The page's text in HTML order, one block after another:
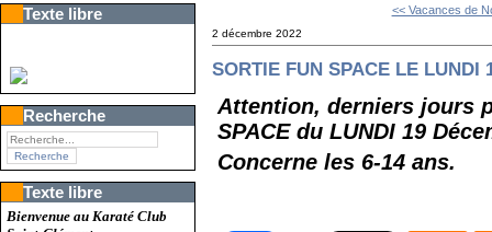
Texte libre
Recherche
Texte libre
Bienvenue au Karaté Club
<< Vacances de
2 décembre 2022
SORTIE FUN SPACE LE LUNDI
Attention, derniers jours
SPACE du LUNDI 19
Concerne les 6-14 ans.